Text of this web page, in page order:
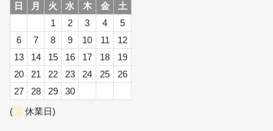
日
月 火 水 木 金
土
1
2 3 4
5
6
7 8 9 10 11
12
13
14 15 16 17 18
19
20
21 22 23 24 25
26
27
28 29
30
(
休業日)